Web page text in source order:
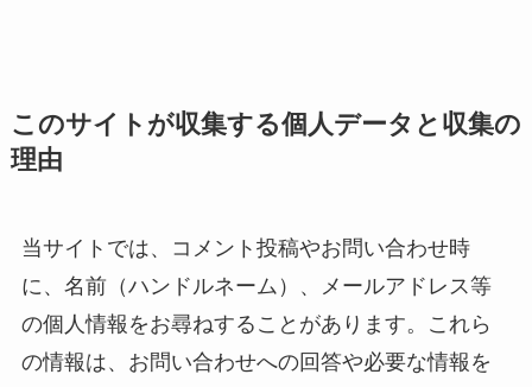
このサイトが収集する個人データと収集の
理由
当サイトでは、コメント投稿やお問い合わせ時
に、名前（ハンドルネーム）、メールアドレス等
の個人情報をお尋ねすることがあります。これら
の情報は、お問い合わせへの回答や必要な情報を